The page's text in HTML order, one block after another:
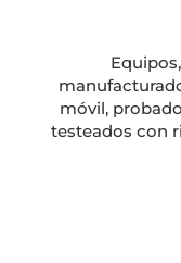
móvil,
testeados con